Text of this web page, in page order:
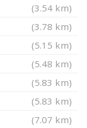
(3.54 km)
(3.78 km)
(5.15 km)
(5.48 km)
(5.83 km)
(5.83 km)
(7.07 km)